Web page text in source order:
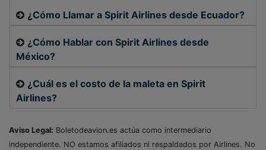
¿Cómo Llamar a Spirit Airlines desde Ecuador?
¿Cómo Hablar con Spirit Airlines desde
México?
¿Cuál es el costo de la maleta en Spirit
Airlines?
Aviso Legal: Boletodeavion.es actúa como intermediario
independiente. NO estamos afiliados ni respaldados por Airlines. No